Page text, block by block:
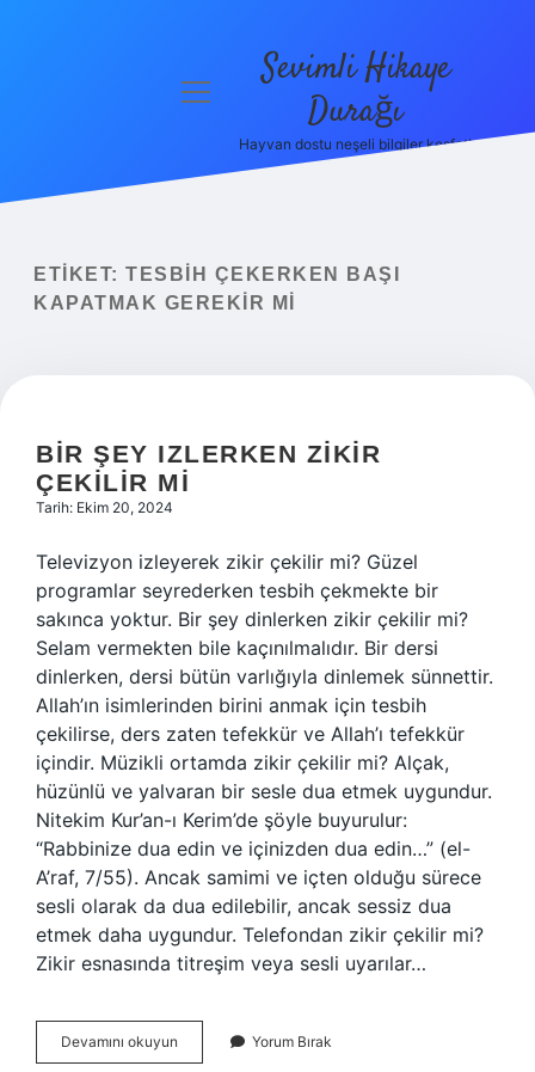
Yasal Uyarı
menüyü
Sevimli Hikaye
Durağı
Hayvan dostu neşeli bilgiler keşfet!
ETIKET: TESBIH ÇEKERKEN BAŞI
KAPATMAK GEREKIR MI
BIR ŞEY IZLERKEN ZIKIR
ÇEKILIR MI
Tarih: Ekim 20, 2024
Televizyon izleyerek zikir çekilir mi? Güzel
programlar seyrederken tesbih çekmekte bir
sakınca yoktur. Bir şey dinlerken zikir çekilir mi?
Selam vermekten bile kaçınılmalıdır. Bir dersi
dinlerken, dersi bütün varlığıyla dinlemek sünnettir.
Allah’ın isimlerinden birini anmak için tesbih
çekilirse, ders zaten tefekkür ve Allah’ı tefekkür
içindir. Müzikli ortamda zikir çekilir mi? Alçak,
hüzünlü ve yalvaran bir sesle dua etmek uygundur.
Nitekim Kur’an-ı Kerim’de şöyle buyurulur:
“Rabbinize dua edin ve içinizden dua edin…” (el-
A’raf, 7/55). Ancak samimi ve içten olduğu sürece
sesli olarak da dua edilebilir, ancak sessiz dua
etmek daha uygundur. Telefondan zikir çekilir mi?
Zikir esnasında titreşim veya sesli uyarılar…
Devamını okuyun
Şey
Yorum Bırak